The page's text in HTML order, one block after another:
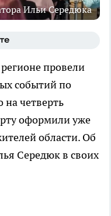
Ильи Середюка
провели
событий по
четверть
оформили уже
области. Об
Середюк в своих